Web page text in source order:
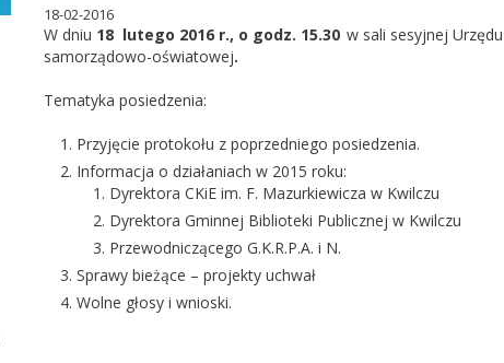
18-02-2016
W dniu 18 lutego 2016 r., o godz. 15.30 w sali sesyjnej
samorządowo-oświatowej.
Tematyka posiedzenia:
Przyjęcie protokołu z poprzedniego posiedzenia.
Informacja o działaniach w 2015 roku:
Dyrektora CKiE im. F. Mazurkiewicza w Kwilczu
Dyrektora Gminnej Biblioteki Publicznej w Kwilczu
Przewodniczącego G.K.R.P.A. i N.
Sprawy bieżące – projekty uchwał
Wolne głosy i wnioski.